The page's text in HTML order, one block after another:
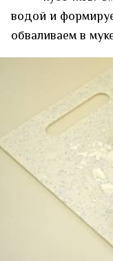
водой и
обваливаем в